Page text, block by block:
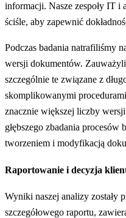
informacji. Nasze zespoły IT i
ściśle, aby zapewnić
Podczas badania natrafiliśmy
wersji dokumentów.
szczególnie te związane z
skomplikowanymi
znacznie większej liczby wersji
głębszego zbadania procesów
tworzeniem i modyfikacją
Raportowanie i decyzja
Wyniki naszej analizy zostały
szczegółowego raportu,